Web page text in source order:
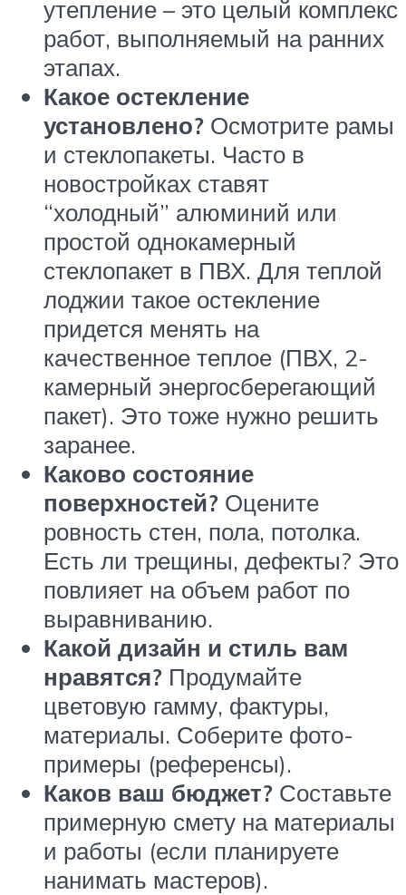
утепление – это целый комплекс
работ, выполняемый на ранних
этапах.
Какое остекление
установлено? Осмотрите рамы
и стеклопакеты. Часто в
новостройках ставят
“холодный” алюминий или
простой однокамерный
стеклопакет в ПВХ. Для теплой
лоджии такое остекление
придется менять на
качественное теплое (ПВХ, 2-
камерный энергосберегающий
пакет). Это тоже нужно решить
заранее.
Каково состояние
поверхностей? Оцените
ровность стен, пола, потолка.
Есть ли трещины, дефекты? Это
повлияет на объем работ по
выравниванию.
Какой дизайн и стиль вам
нравятся? Продумайте
цветовую гамму, фактуры,
материалы. Соберите фото-
примеры (референсы).
Каков ваш бюджет? Составьте
примерную смету на материалы
и работы (если планируете
нанимать мастеров).